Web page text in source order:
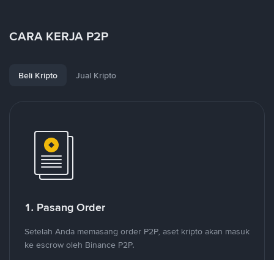
CARA KERJA P2P
Beli Kripto Jual Kripto
1. Pasang Order
Setelah Anda memasang order P2P, aset kripto akan masuk
ke escrow oleh Binance P2P.